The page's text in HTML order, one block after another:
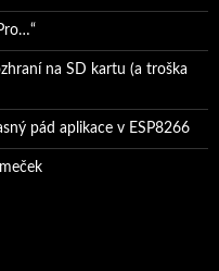
na SD kartu (a troška
pád aplikace v ESP8266